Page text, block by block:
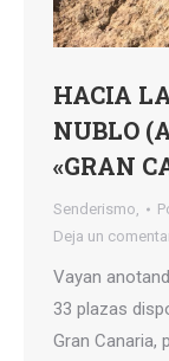
HACIA
NUBLO
«GRAN
Senderismo,
Deja un
Vayan
33 plazas
Gran Canaria,